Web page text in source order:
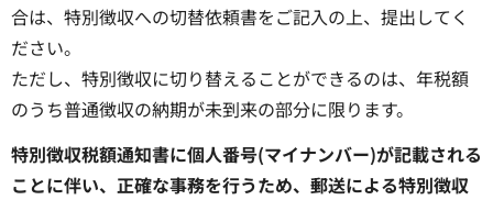
合は、特別徴収への切替依頼書をご記入の上、提出してく
ださい。
ただし、特別徴収に切り替えることができるのは、年税額
のうち普通徴収の納期が未到来の部分に限ります。
特別徴収税額通知書に個人番号(マイナンバー)が記載される
ことに伴い、正確な事務を行うため、郵送による特別徴収